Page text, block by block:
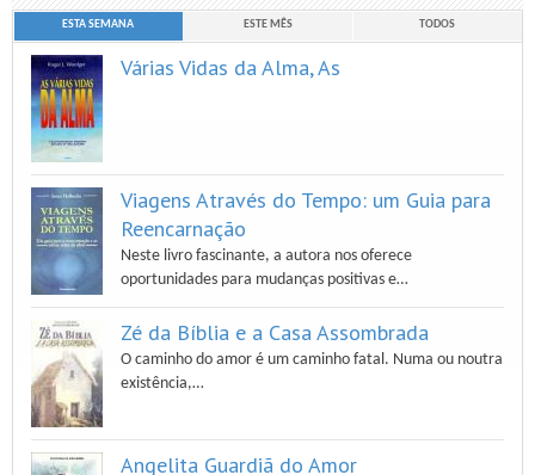
ESTA SEMANA ESTE MÊS TODOS
Várias Vidas da Alma, As
Viagens Através do Tempo: um Guia para
Reencarnação
Neste livro fascinante, a autora nos oferece
oportunidades para mudanças positivas e…
Zé da Bíblia e a Casa Assombrada
O caminho do amor é um caminho fatal. Numa ou noutra
existência,…
Angelita Guardiã do Amor